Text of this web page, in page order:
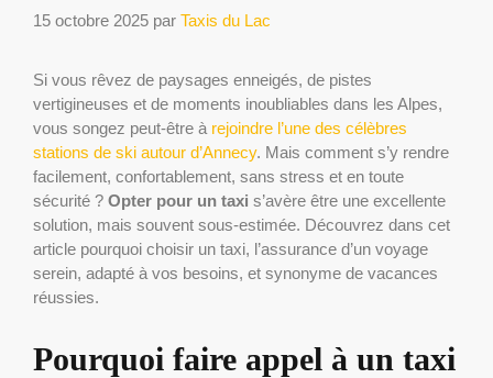
15 octobre 2025 par Taxis du Lac
Si vous rêvez de paysages enneigés, de pistes
vertigineuses et de moments inoubliables dans les Alpes,
vous songez peut-être à rejoindre l’une des célèbres
stations de ski autour d’Annecy. Mais comment s’y rendre
facilement, confortablement, sans stress et en toute
sécurité ? Opter pour un taxi s’avère être une excellente
solution, mais souvent sous-estimée. Découvrez dans cet
article pourquoi choisir un taxi, l’assurance d’un voyage
serein, adapté à vos besoins, et synonyme de vacances
réussies.
Pourquoi faire appel à un taxi